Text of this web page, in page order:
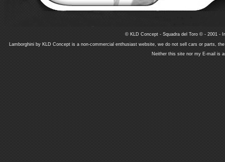
© KLD Concept - Squadra del Toro © - 2001 -
Lamborghini by KLD Concept is a non-commercial enthusiast website, we do not sell cars or parts,
Neither this site nor my E-mail is